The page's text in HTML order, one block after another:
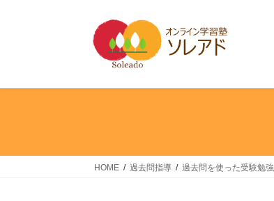
へ
プ
ョ
動
HOME 過去問指導 過去問を使った受験勉強